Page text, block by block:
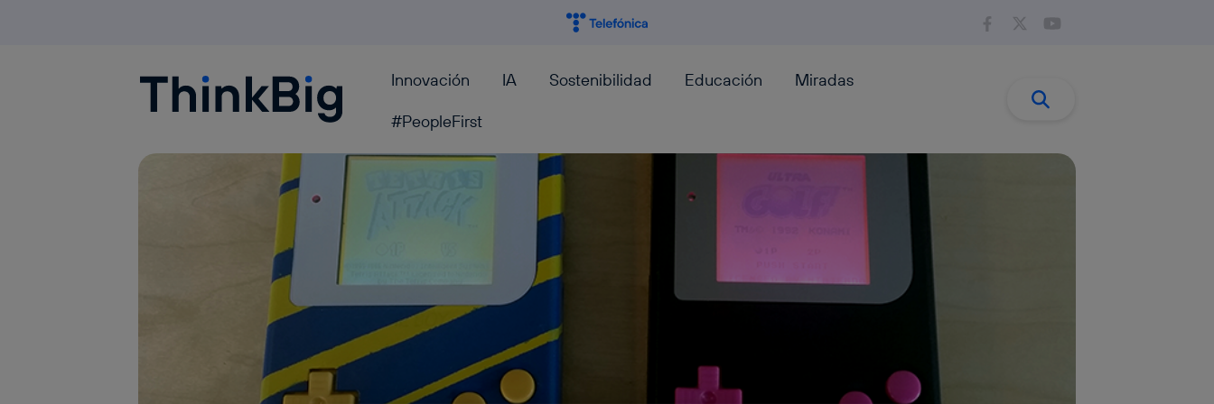
Blogthinkbig.com Innovación IA Sostenibilidad Educación
Miradas
#PeopleFirst
Buscar